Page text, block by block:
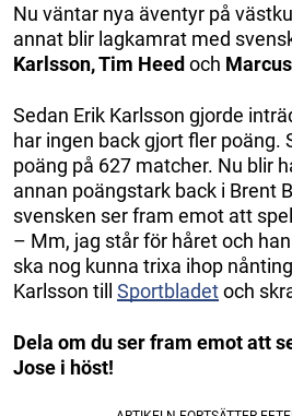
Nu väntar nya äventyr på
annat blir lagkamrat med
Karlsson, Tim Heed och
Sedan Erik Karlsson gjorde
har ingen back gjort fler poäng.
poäng på 627 matcher. Nu blir
annan poängstark back i Brent
svensken ser fram emot att
– Mm, jag står för håret och
ska nog kunna trixa ihop
Karlsson till Sportbladetoch
Dela om du ser fram emot att
Jose i höst!